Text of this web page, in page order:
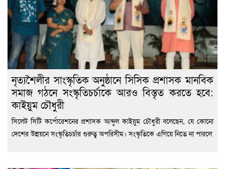
নৃত্যশৈলীর সাংস্কৃতিক অনুষ্ঠানে সিসিক প্রশাসক মানবিক
সমাজ গঠনে সংস্কৃতিচর্চাকে আরও বিস্তৃত করতে হবে:
কাইয়ুম চৌধুরী
সিলেট সিটি কর্পোরেশনের প্রশাসক আব্দুল কাইয়ুম চৌধুরী বলেছেন, যে কোনো
দেশের উন্নয়নে সংস্কৃতিচর্চার গুরুত্ব অপরিসীম। সংস্কৃতিকে এগিয়ে নিতে না পারলে